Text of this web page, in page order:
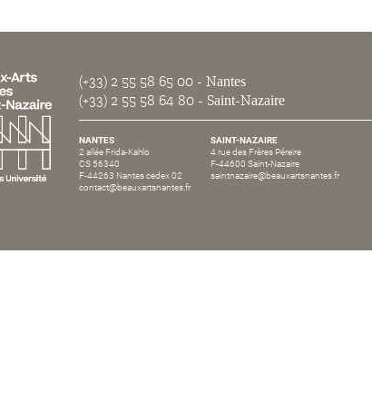
(+33) 2 55 58 65 00 - Nantes
(+33) 2 55 58 64 80 - Saint-Nazaire
NANTES
2 allée Frida-Kahlo
CS 56340
F-44263 Nantes cedex 02
contact@beauxartsnantes.fr
SAINT-NAZAIRE
4 rue des Frères Péreire
F-44600 Saint-Nazaire
saintnazaire@beauxartsnantes.fr